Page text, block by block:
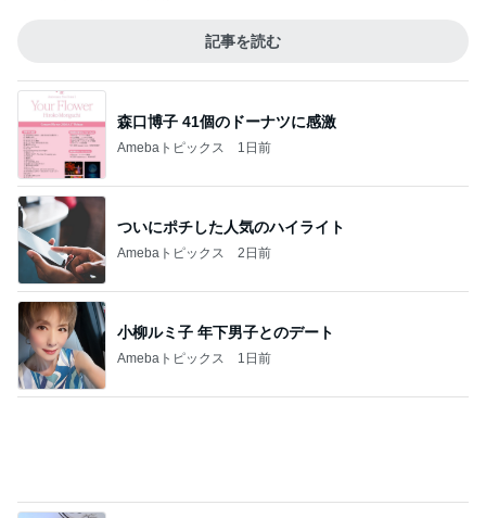
Amebaトピックス 1日前
義母が作った天日干しのクスクス
Amebaトピックス 1日前